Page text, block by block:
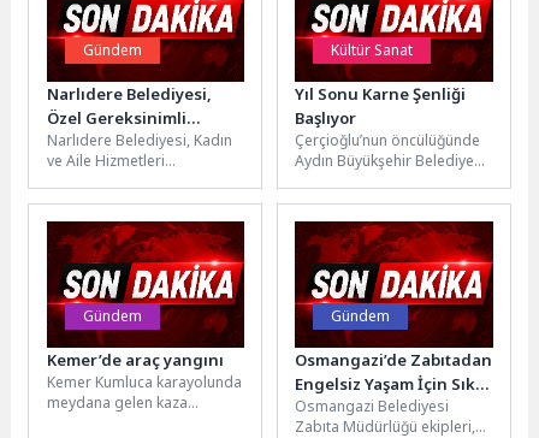
Gündem
Narlıdere Belediyesi,
Özel Gereksinimli
Bireyleri Denizle
Buluşturdu
Narlıdere Belediyesi, Kadın
ve Aile Hizmetleri
organizasyonuyla
düzenlediği etkinlikte, özel
gereksinimli bireyler,
çocuklar ve...
Kültür Sanat
Yıl Sonu Karne Şenliği
Başlıyor
Çerçioğlu’nun öncülüğünde
Aydın Büyükşehir Belediyesi,
yılını geride bırakan çocuklar
için dopdolu bir Yıl...
Gündem
Kemer’de araç yangını
Kemer Kumluca karayolunda
meydana gelen kaza
Gündem
Osmangazi’de Zabıtadan
Engelsiz Yaşam İçin Sıkı
Denetim
Osmangazi Belediyesi
Zabıta Müdürlüğü ekipleri,